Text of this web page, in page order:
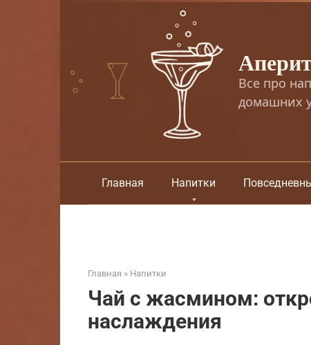
Все про
домашних
Главная Напитки
Главная » Напитки
Чай с жасмином:
наслаждения